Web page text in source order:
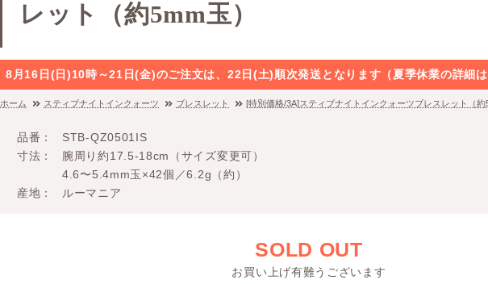
レット（約5mm玉）
8月16日(日)10時～21日(金)のご注文は、22日(土)順次発送となります（夏季休業の詳細は
ホーム スティブナイトインクォーツ ブレスレット [特別価格/3A]スティブナイトインクォーツブレスレット（約
品番
STB-QZ0501IS
寸法
腕周り約17.5-18cm（サイズ変更可）
4.6〜5.4mm玉×42個／6.2g（約）
産地
ルーマニア
SOLD OUT
お買い上げ有難うございます